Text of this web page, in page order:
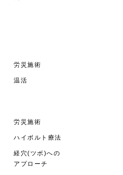
労災施術
温活
労災施術
ハイボルト療法
経穴(ツボ)への
アプローチ